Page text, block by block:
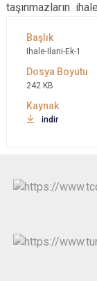
taşınmazların
Ihale-Ilani-Ek-1
242 KB
indir